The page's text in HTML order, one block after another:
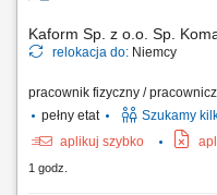
Kaform Sp. z o.o. Sp.
relokacja do: Niemcy
pracownik fizyczny /
pełny etat
Szukamy
aplikuj szybko
1 godz.